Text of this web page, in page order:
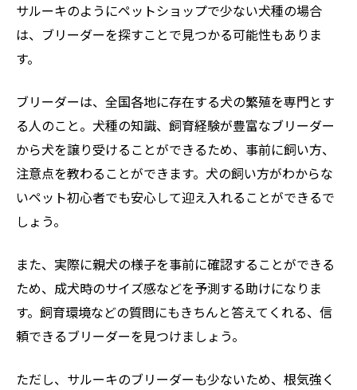
サルーキのようにペットショップで少ない犬種の場合
は、ブリーダーを探すことで見つかる可能性もありま
す。
ブリーダーは、全国各地に存在する犬の繁殖を専門とす
る人のこと。犬種の知識、飼育経験が豊富なブリーダー
から犬を譲り受けることができるため、事前に飼い方、
注意点を教わることができます。犬の飼い方がわからな
いペット初心者でも安心して迎え入れることができるで
しょう。
また、実際に親犬の様子を事前に確認することができる
ため、成犬時のサイズ感などを予測する助けになりま
す。飼育環境などの質問にもきちんと答えてくれる、信
頼できるブリーダーを見つけましょう。
ただし、サルーキのブリーダーも少ないため、根気強く